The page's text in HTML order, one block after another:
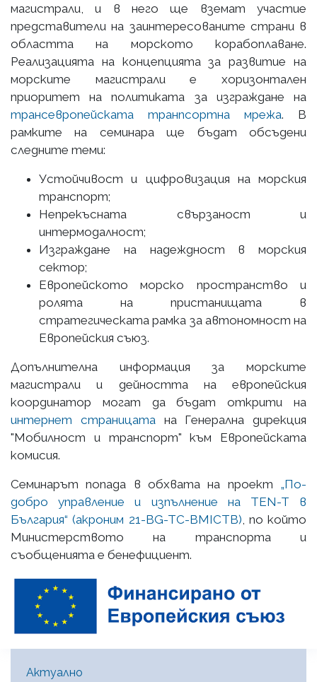
магистрали, и в него ще вземат участие
представители на заинтересованите страни в
областта на морското корабоплаване.
Реализацията на концепцията за развитие на
морските магистрали е хоризонтален
приоритет на политиката за изграждане на
трансевропейската транпсортна мрежа. В
рамките на семинара ще бъдат обсъдени
следните теми:
Устойчивост и цифровизация на морския
транспорт;
Непрекъсната свързаност и
интермодалност;
Изграждане на надеждност в морския
сектор;
Европейското морско пространство и
ролята на пристанищата в
стратегическата рамка за автономност на
Европейския съюз.
Допълнителна информация за морските
магистрали и дейността на европейския
координатор могат да бъдат открити на
интернет страницатана Генерална дирекция
"Мобилност и транспорт" към Европейската
комисия.
Семинарът попада в обхвата на проект „По-
добро управление и изпълнение на TEN-T в
България“ (акроним 21-BG-TC-BMICTB) , по който
Министерството на транспорта и
съобщенията е бенефициент.
Main Menu [BG]
Актуално